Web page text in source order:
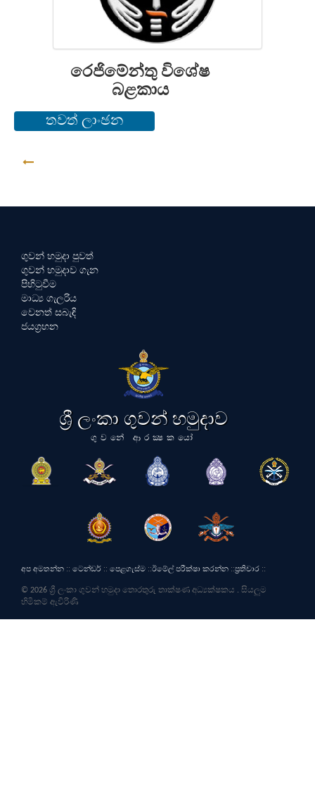
රෙජිමේන්තු විශේෂ
බළකාය
තවත් ලාංඡන
ගුවන් හමුදා පුවත්
ගුවන් හමුදාව ගැන
පිහිටුවීම
මාධ්‍ය ගැලරිය
වෙනත් සබැඳි
ජයග්‍රහන
ශ්‍රී ලංකා ගුවන් හමුදාව
ගුවනේ ආරක්‍ෂකයෝ
අප අමතන්න :: ටෙන්ඩර් :: පෙළගැස්ම ::ඊමේල් පරීක්ෂා කරන්න ::ප්‍රතිචාර ::
© 2026 ශ්‍රී ලංකා ගුවන් හමුදා තොරතුරු තාක්ෂණ අධ්‍යක්ෂකය . සියලුම
හිමිකම් ඇවිරිණි